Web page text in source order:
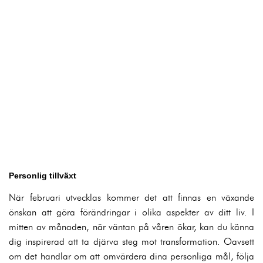
Personlig tillväxt
När februari utvecklas kommer det att finnas en växande
önskan att göra förändringar i olika aspekter av ditt liv. I
mitten av månaden, när väntan på våren ökar, kan du känna
dig inspirerad att ta djärva steg mot transformation. Oavsett
om det handlar om att omvärdera dina personliga mål, följa